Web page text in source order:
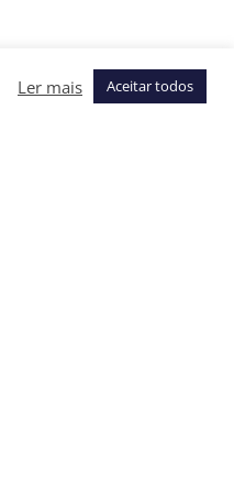
Ler mais Aceitar todos